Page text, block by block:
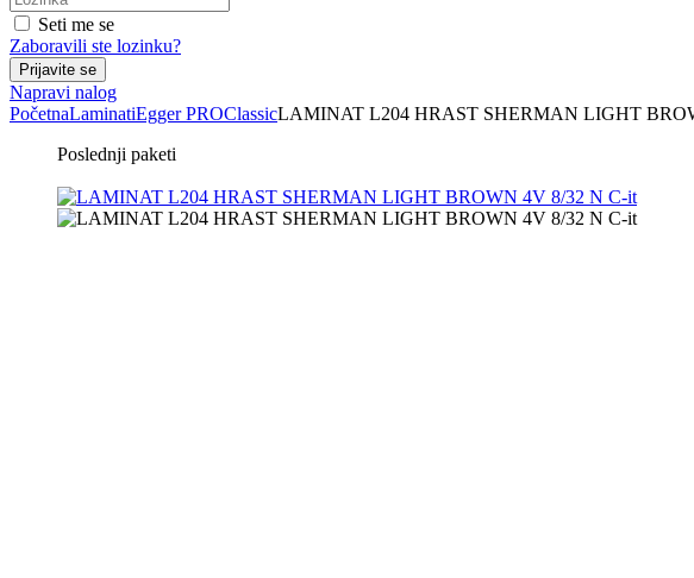
Seti me se
Zaboravili ste lozinku?
Napravi nalog
PočetnaLaminatiEgger PROClassicLAMINAT L204 HRAST SHERMAN LIGHT
Poslednji paketi